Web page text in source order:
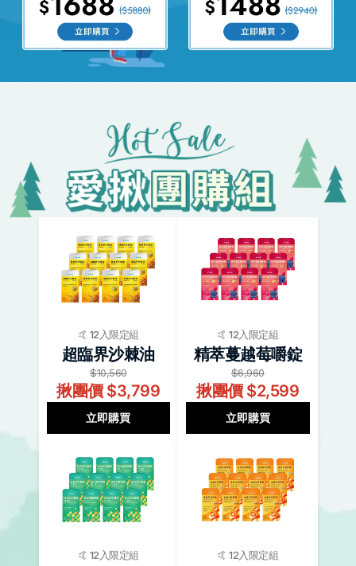
🤙 12入限定組
超臨界沙棘油
$10,560
揪團價 $3,799
立即購買
🤙 12入限定組
精萃蔓越莓嚼錠
$6,960
揪團價 $2,599
立即購買
🤙 12入限定組 🤙 12入限定組